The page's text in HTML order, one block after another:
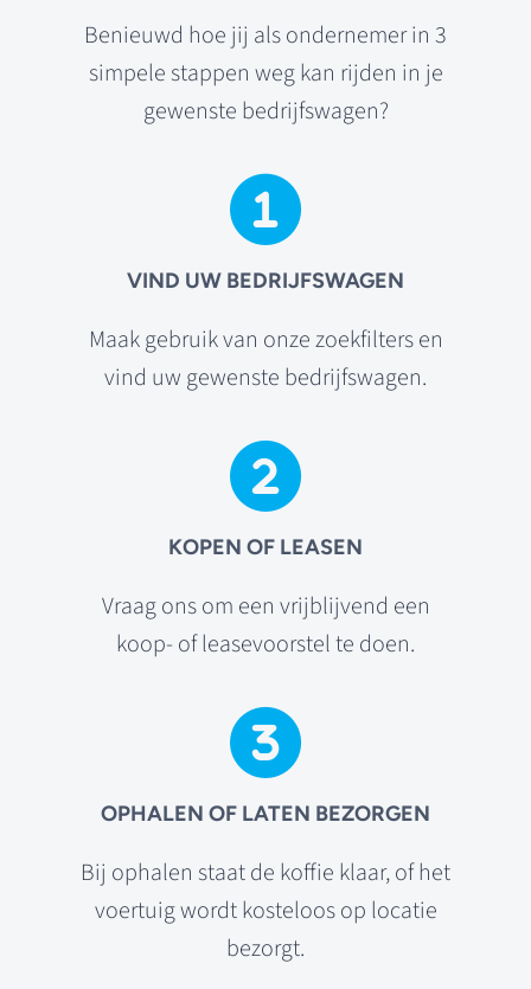
Benieuwd hoe jij als ondernemer in 3
simpele stappen weg kan rijden in je
gewenste bedrijfswagen?
VIND UW BEDRIJFSWAGEN
Maak gebruik van onze zoekfilters en
vind uw gewenste bedrijfswagen.
KOPEN OF LEASEN
Vraag ons om een vrijblijvend een
koop- of leasevoorstel te doen.
OPHALEN OF LATEN BEZORGEN
Bij ophalen staat de koffie klaar, of het
voertuig wordt kosteloos op locatie
bezorgt.